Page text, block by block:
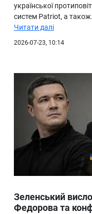
української
систем Patriot, а
Читати далі
2026-07-23, 10:14
Зеленський
Федорова та